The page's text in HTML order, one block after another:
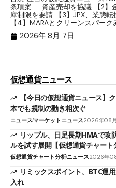
条項案──資産売却を協議 【2】
庫制限を要請 【3】JPX、業態
【4】MARAとクリーンスパーク
2026年 8月 7日
仮想通貨ニュース
【今日の仮想通貨ニュース】
本でも規制の動き相次ぐ
ニュースマーケットニュース2026年08
リップル、日足長期HMAで
ルを試す展開【仮想通貨チャート
仮想通貨チャート分析ニュース2026年
リミックスポイント、BTC運
入れ